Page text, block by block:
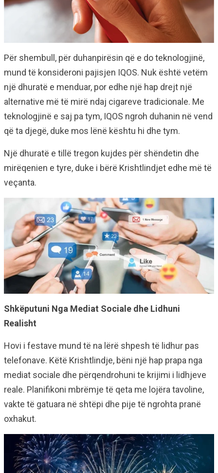
Për shembull, për duhanpirësin që e do teknologjinë,
mund të konsideroni pajisjen IQOS. Nuk është vetëm
një dhuratë e menduar, por edhe një hap drejt një
alternative më të mirë ndaj cigareve tradicionale. Me
teknologjinë e saj pa tym, IQOS ngroh duhanin në vend
që ta djegë, duke mos lënë kështu hi dhe tym.
Një dhuratë e tillë tregon kujdes për shëndetin dhe
mirëqenien e tyre, duke i bërë Krishtlindjet edhe më të
veçanta.
Shkëputuni Nga Mediat Sociale dhe Lidhuni
Realisht
Hovi i festave mund të na lërë shpesh të lidhur pas
telefonave. Këtë Krishtlindje, bëni një hap prapa nga
mediat sociale dhe përqendrohuni te krijimi i lidhjeve
reale. Planifikoni mbrëmje të qeta me lojëra tavoline,
vakte të gatuara në shtëpi dhe pije të ngrohta pranë
oxhakut.